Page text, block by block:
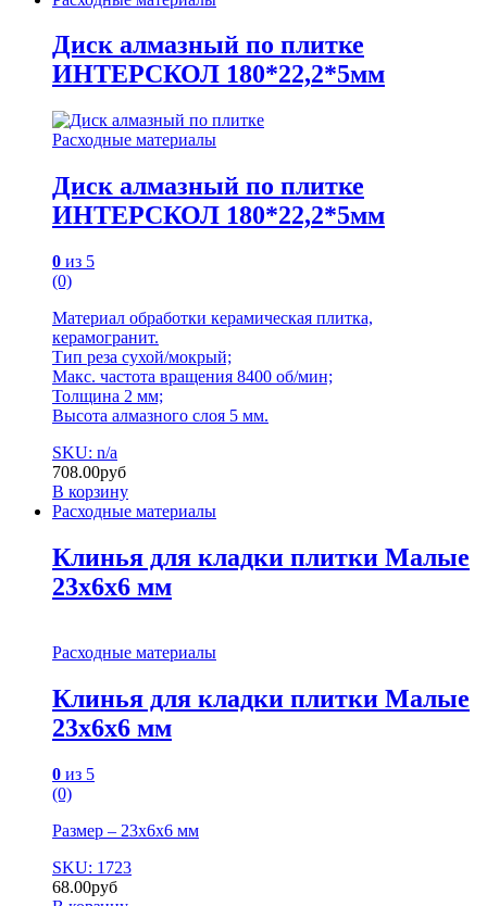
Диск алмазный по плитке
ИНТЕРСКОЛ 180*22,2*5мм
Расходные материалы
Диск алмазный по плитке
ИНТЕРСКОЛ 180*22,2*5мм
0 из 5
(0)
Материал обработки керамическая плитка,
керамогранит.
Тип реза сухой/мокрый;
Макс. частота вращения 8400 об/мин;
Толщина 2 мм;
Высота алмазного слоя 5 мм.
SKU: n/a
708.00руб
В корзину
Расходные материалы
Клинья для кладки плитки Малые
23х6х6 мм
Расходные материалы
Клинья для кладки плитки Малые
23х6х6 мм
0 из 5
(0)
Размер – 23х6х6 мм
SKU: 1723
68.00руб